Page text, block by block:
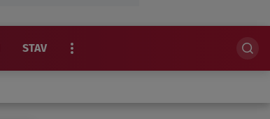
STAV